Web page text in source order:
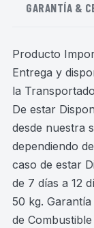
GARANTÍA &
Producto
Entrega y
la
De estar
desde nuestra
dependiendo
caso de estar
de 7 días a 12
50 kg.
de